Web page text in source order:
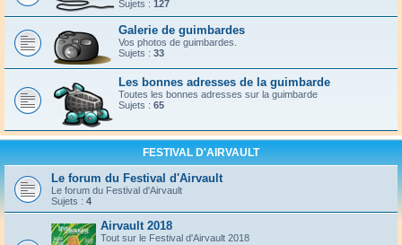
Sujets : 127
Galerie de guimbardes
Vos photos de guimbardes.
Sujets : 33
Les bonnes adresses de la guimbarde
Toutes les bonnes adresses sur la guimbarde
Sujets : 65
FESTIVAL D'AIRVAULT
Le forum du Festival d'Airvault
Le forum du Festival d'Airvault
Sujets : 4
Airvault 2018
Tout sur le Festival d'Airvault 2018